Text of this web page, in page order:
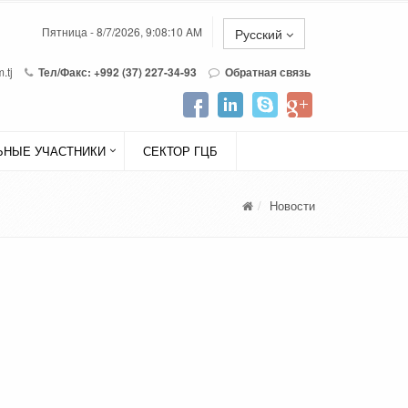
Пятница - 8/7/2026, 9:08:10 AM Русский
Тел/Факс: +992 (37) 227-34-93 Обратная связь
УЧАСТНИКИ СЕКТОР ГЦБ
Новости